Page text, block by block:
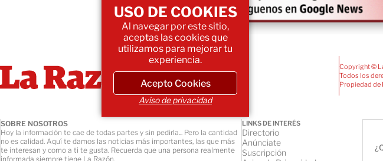
Copyright ©
Todos los
Propiedad de
SOBRE NOSOTROS
Hoy la información te cae de todas partes y sin pedirla... Pero la cantidad
no es calidad. Aquí te damos las noticias más importantes, las que más
te interesan y como a ti te gusta. Recuerda que una persona realmente
informada siempre tiene La Razón.
LINKS DE INTERÉS
Directorio
Anúnciate
Suscripción
USO DE COOKIES
Al navegar por este sitio,
aceptas las cookies que
utilizamos para mejorar tu
experiencia.
Acepto Cookies
Aviso de privacidad